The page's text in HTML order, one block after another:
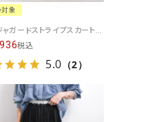
mizuiro ind（ミズイロ イン
リー）
ORDINARY FITS（オーディ
象
W｜ジャガードストライプスカート [[IZK25020-26SS]][F]
税込
5.0 （2）